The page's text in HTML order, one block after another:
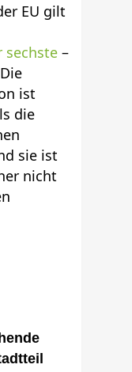
EU gilt
sechste –
ist
die
sie ist
nicht